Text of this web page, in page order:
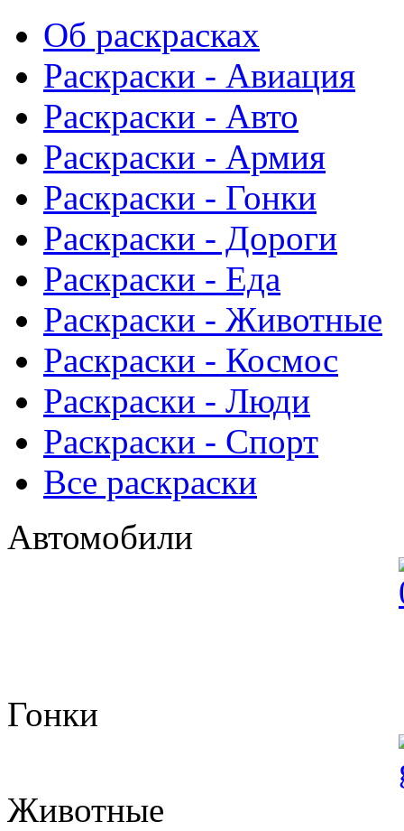
Об раскрасках
Раскраски - Авиация
Раскраски - Авто
Раскраски - Армия
Раскраски - Гонки
Раскраски - Дороги
Раскраски - Еда
Раскраски - Животныe
Раскраски - Космос
Раскраски - Люди
Раскраски - Спорт
Все раскраски
Автомобили
Гонки
Животные